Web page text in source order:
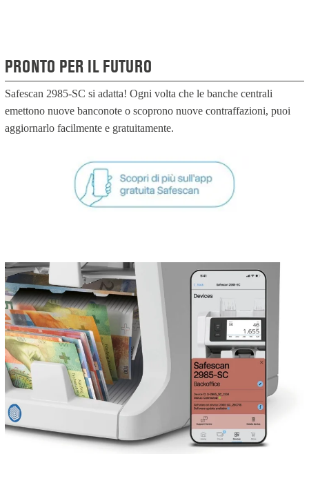
PRONTO PER IL FUTURO
Safescan 2985-SC si adatta! Ogni volta che le banche centrali
emettono nuove banconote o scoprono nuove contraffazioni, puoi
aggiornarlo facilmente e gratuitamente.